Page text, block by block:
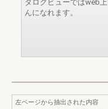
タログビューではweb
んになれます。
左ページから抽出された内容